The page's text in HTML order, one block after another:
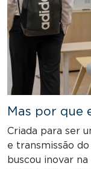
Mas por que
Criada para ser
e transmissão
buscou inovar